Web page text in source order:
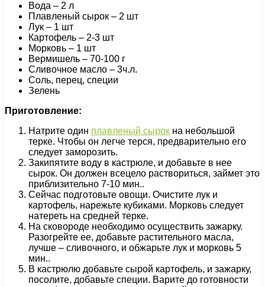
Вода – 2 л
Плавленый сырок – 2 шт
Лук – 1 шт
Картофель – 2-3 шт
Морковь – 1 шт
Вермишель – 70-100 г
Сливочное масло – 3ч.л.
Соль, перец, специи
Зелень
Приготовление:
Натрите один плавленый сырок на небольшой
терке. Чтобы он легче терся, предварительно его
следует заморозить.
Закипятите воду в кастрюле, и добавьте в нее
сырок. Он должен всецело раствориться, займет это
приблизительно 7-10 мин..
Сейчас подготовьте овощи. Очистите лук и
картофель, нарежьте кубиками. Морковь следует
натереть на средней терке.
На сковороде необходимо осуществить зажарку.
Разогрейте ее, добавьте растительного масла,
лучше – сливочного, и обжарьте лук и морковь 5
мин..
В кастрюлю добавьте сырой картофель, и зажарку,
посолите, добавьте специи. Варите до готовности